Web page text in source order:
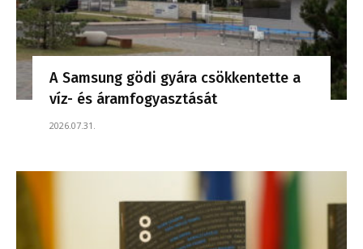
A Samsung gödi gyára csökkentette a
víz- és áramfogyasztását
2026.07.31.